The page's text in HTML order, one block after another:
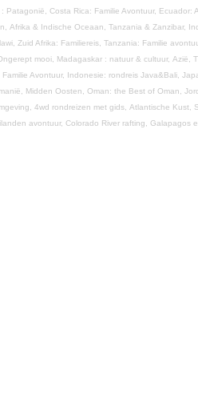
Patagonië, Costa Rica: Familie Avontuur, Ecuador:
Afrika & Indische Oceaan, Tanzania & Zanzibar,
Zuid Afrika: Familiereis, Tanzania: Familie
mooi, Madagaskar : natuur & cultuur, Azië,
Avontuur, Indonesie: rondreis Java&Bali,
Midden Oosten, Oman: the Best of Oman,
4wd rondreizen met gids, Atlantische Kust,
avontuur, Colorado River rafting, Galapagos